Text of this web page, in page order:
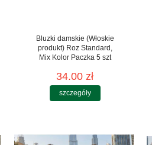
Bluzki damskie (Włoskie
produkt) Roz Standard,
Mix Kolor Paczka 5 szt
34.00 zł
szczegóły